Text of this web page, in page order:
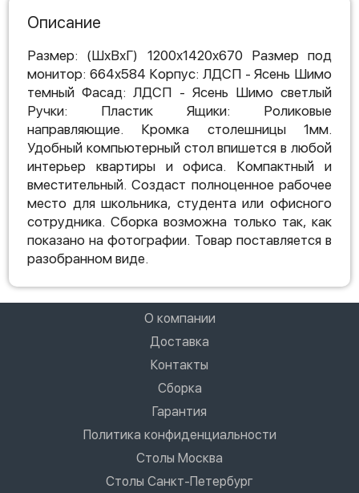
Описание
Размер: (ШхВхГ) 1200x1420x670 Размер под
монитор: 664x584 Корпус: ЛДСП - Ясень Шимо
темный Фасад: ЛДСП - Ясень Шимо светлый
Ручки: Пластик Ящики: Роликовые
направляющие. Кромка столешницы 1мм.
Удобный компьютерный стол впишется в любой
интерьер квартиры и офиса. Компактный и
вместительный. Создаст полноценное рабочее
место для школьника, студента или офисного
сотрудника. Сборка возможна только так, как
показано на фотографии. Товар поставляется в
разобранном виде.
О компании
Доставка
Контакты
Сборка
Гарантия
Политика конфиденциальности
Столы Москва
Столы Санкт-Петербург